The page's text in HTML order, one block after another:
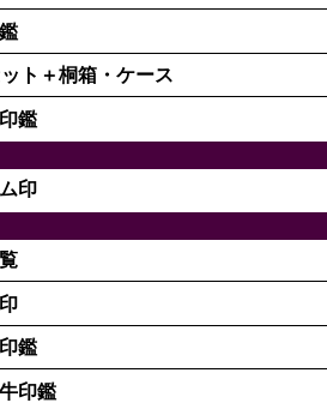
ト＋桐箱・ケース
鑑
印
鑑
印鑑